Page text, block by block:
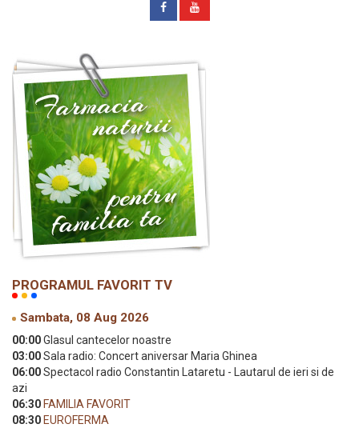
PROGRAMUL FAVORIT TV
Sambata, 08 Aug 2026
00:00Glasul cantecelor noastre
03:00Sala radio: Concert aniversar Maria Ghinea
06:00Spectacol radio Constantin Lataretu - Lautarul de ieri si de
azi
06:30 FAMILIA FAVORIT
08:30 EUROFERMA